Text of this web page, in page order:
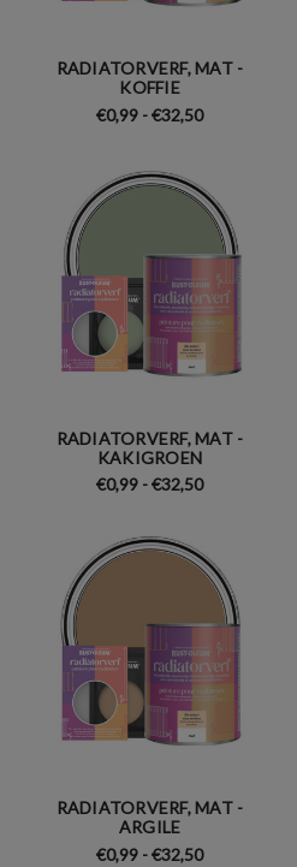
RADIATORVERF, MAT -
KOFFIE
€0,99 - €32,50
RADIATORVERF, MAT -
KAKIGROEN
€0,99 - €32,50
RADIATORVERF, MAT -
ARGILE
€0,99 - €32,50